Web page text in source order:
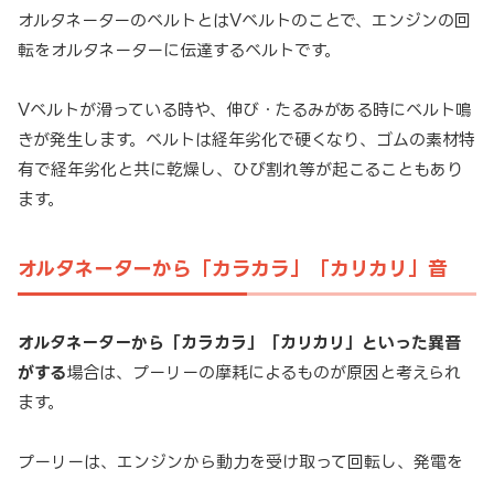
オルタネーターのベルトとはVベルトのことで、エンジンの回
転をオルタネーターに伝達するベルトです。
Vベルトが滑っている時や、伸び・たるみがある時にベルト鳴
きが発生します。ベルトは経年劣化で硬くなり、ゴムの素材特
有で経年劣化と共に乾燥し、ひび割れ等が起こることもあり
ます。
オルタネーターから「カラカラ」「カリカリ」音
オルタネーターから「カラカラ」「カリカリ」といった異音
がする場合は、プーリーの摩耗によるものが原因と考えられ
ます。
プーリーは、エンジンから動力を受け取って回転し、発電を